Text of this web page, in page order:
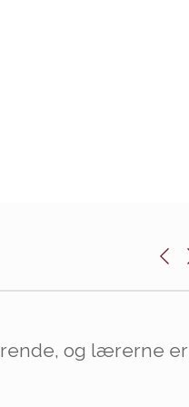
og lærerne er
på FVGH. Der er
er uendelige.